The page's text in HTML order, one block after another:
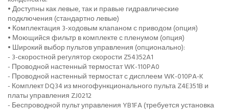
• Доступны как левые, так и правые гидравлические
подключения (стандартно левые)
• Комплектация 3-ходовым клапаном с приводом (опция)
• Моющийся фильтр в комплекте с пленумом (опция)
• Широкий выбор пультов управления (опционально):
- 3-скоростной регулятор скорости Z54352A1
- Проводной настенный термостат WK-110PA0
- Проводной настенный термостат с дисплеем WK-010PA-K
- Комплект DQ34 из многофункционального пульта Z4E351B и
платы управления ZJ0212
- Беспроводной пульт управления YB1FA (требуется установка